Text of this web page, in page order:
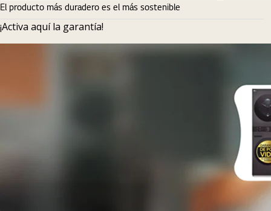
El producto más duradero es el más sostenible
¡Activa aquí la garantía!